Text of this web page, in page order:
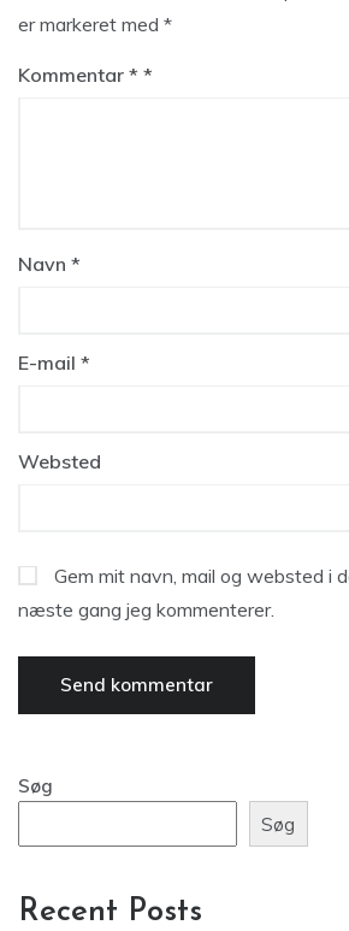
er markeret med *
Kommentar *
Navn *
E-mail *
Websted
Gem mit navn, mail og websted i
næste gang jeg kommenterer.
Søg
Søg
Recent Posts